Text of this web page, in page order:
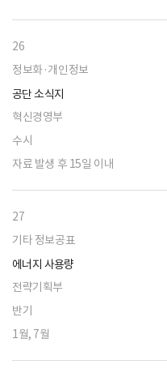
26
정보화·개인정보
공단 소식지
혁신경영부
수시
자료 발생 후 15일 이내
27
기타 정보공표
에너지 사용량
전략기획부
반기
1월, 7월